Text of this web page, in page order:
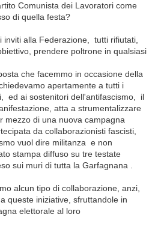
Comunista dei Lavoratori come
di quella festa?
inviti alla Federazione, tutti rifiutati,
prendere poltrone in qualsiasi
che facemmo in occasione della
apertamente a tutti i
ed ai sostenitori dell'antifascismo, il
atta a strumentalizzare
mezzo di una nuova campagna
da collaborazionisti fascisti,
vuol dire militanza e non
stampa diffuso su tre testate
sui muri di tutta la Garfagnana .
alcun tipo di collaborazione, anzi,
queste iniziative, sfruttandole in
elettorale al loro